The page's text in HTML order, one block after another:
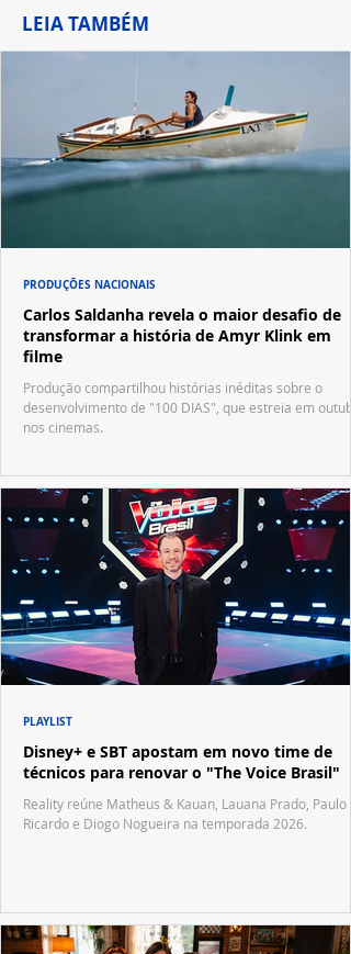
LEIA TAMBÉM
Carlos Saldanha revela o maior desafio de
transformar a história de Amyr Klink em
filme
Produção compartilhou histórias inéditas sobre o
desenvolvimento de "100 DIAS", que estreia em
nos cinemas.
PRODUÇÕES NACIONAIS
Disney+ e SBT apostam em novo time de
técnicos para renovar o "The Voice Brasil"
Reality reúne Matheus & Kauan, Lauana Prado, Paulo
Ricardo e Diogo Nogueira na temporada 2026.
PLAYLIST